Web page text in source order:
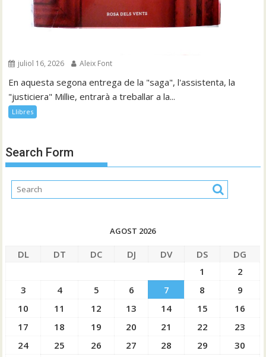
juliol 16, 2026 Aleix Font
En aquesta segona entrega de la "saga", l'assistenta, la
"justiciera" Millie, entrarà a treballar a la...
Llibres
Search Form
AGOST 2026
DL DT DC DJ DV DS
DG
1
2
3
4 5 6 7 8
9
10
11 12 13 14 15
16
17
18 19 20 21 22
23
24
25 26 27 28 29
30